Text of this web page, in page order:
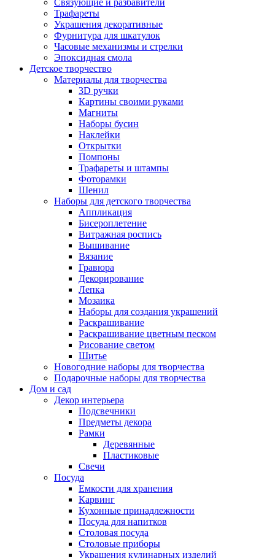
Связующие и разбавители
Трафареты
Украшения декоративные
Фурнитура для шкатулок
Часовые механизмы и стрелки
Эпоксидная смола
Детское творчество
Материалы для творчества
3D ручки
Картины своими руками
Магниты
Наборы бусин
Наклейки
Открытки
Помпоны
Трафареты и штампы
Фоторамки
Шенил
Наборы для детского творчества
Аппликация
Бисероплетение
Витражная роспись
Вышивание
Вязание
Гравюра
Декорирование
Лепка
Мозаика
Наборы для создания украшений
Раскрашивание
Раскрашивание цветным песком
Рисование светом
Шитье
Новогодние наборы для творчества
Подарочные наборы для творчества
Дом и сад
Декор интерьера
Подсвечники
Предметы декора
Рамки
Деревянные
Пластиковые
Свечи
Посуда
Емкости для хранения
Карвинг
Кухонные принадлежности
Посуда для напитков
Столовая посуда
Столовые приборы
Украшения кулинарных изделий